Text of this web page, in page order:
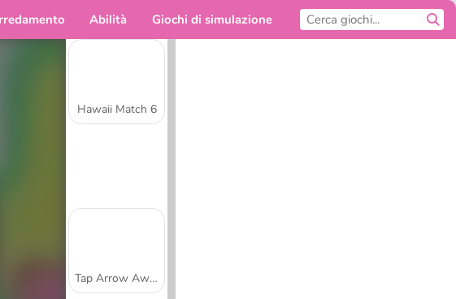
Abilità Giochi di simulazione
Hawaii Match 6
Tap Arrow Away